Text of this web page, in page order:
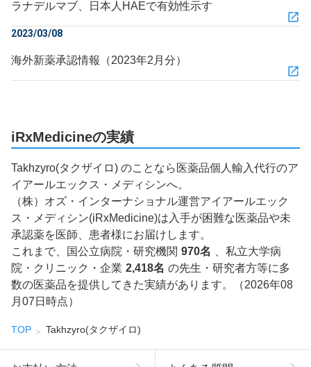
ラナデルマブ、日本人HAEで有効性示す
2023/03/08
海外新薬承認情報（2023年2月分）
iRxMedicineの実績
Takhzyro(タクザイロ) のことなら医薬品個人輸入代行のア
イアールエックス・メディシンへ。
（株）オズ・インターナショナル運営アイアールエック
ス・メディシン(iRxMedicine)は入手が困難な医薬品や未
承認薬を医師、患者様にお届けします。
これまで、国公立病院・研究機関 970名
、私立大学病
院・クリニック・企業 2,418名 の先生・研究者方等に多
数の医薬品を提供してきた実績があります。（2026年08
月07日時点）
TOP Takhzyro(タクザイロ)